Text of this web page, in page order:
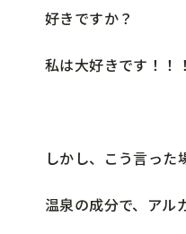
好きですか？
私は大好きです！！
しかし、こう言った
温泉の成分で、アル